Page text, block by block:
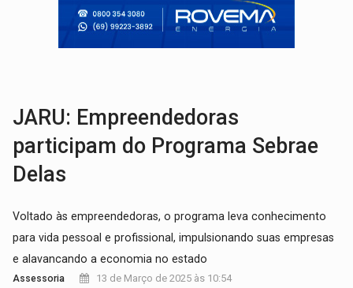
CELEBRAÇÃO: Cerejeiras completa 43 anos de emancipação com
JARU: Empreendedoras
participam do Programa Sebrae
Delas
Voltado às empreendedoras, o programa leva conhecimento
para vida pessoal e profissional, impulsionando suas empresas
e alavancando a economia no estado
Assessoria 13 de Março de 2025 às 10:54